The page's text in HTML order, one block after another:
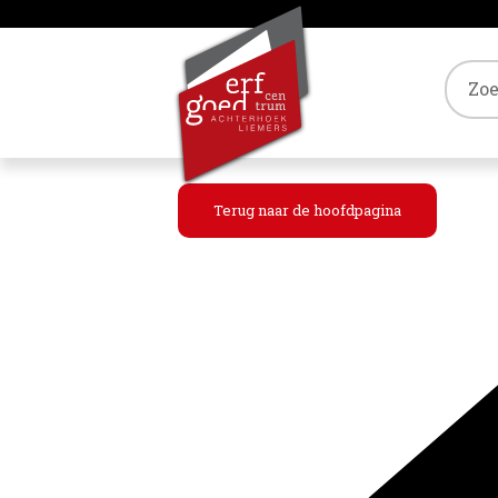
Terug naar de hoofdpagina